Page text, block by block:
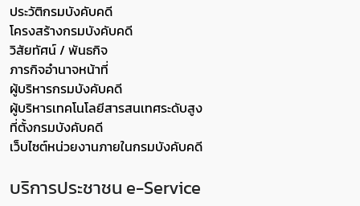
ประวัติกรมบังคับคดี
โครงสร้างกรมบังคับคดี
วิสัยทัศน์ / พันธกิจ
ภารกิจอำนาจหน้าที่
ผู้บริหารกรมบังคับคดี
ผู้บริหารเทคโนโลยีสารสนเทศระดับสูง
ที่ตั้งกรมบังคับคดี
เว็บไซต์หน่วยงานภายในกรมบังคับคดี
บริการประชาชน e-Service